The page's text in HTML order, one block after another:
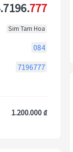
777
Sim Tam Hoa
084
7196777
1.200.000 ₫